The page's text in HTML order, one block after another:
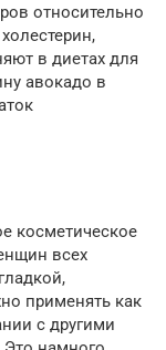
относительно
в диетах для
авокадо в
косметическое
всех
применять как
с другими